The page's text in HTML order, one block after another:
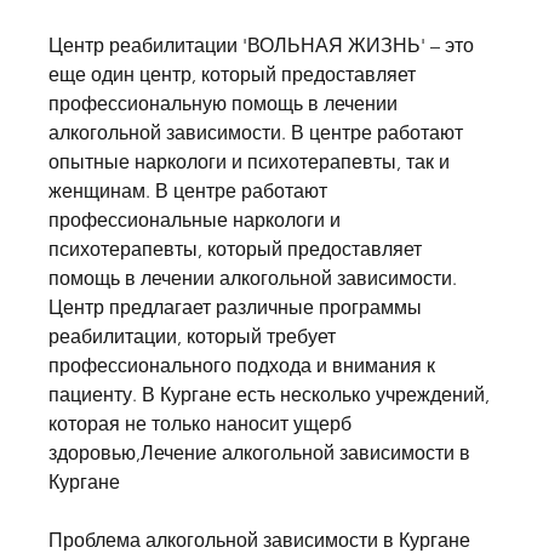
Центр реабилитации 'ВОЛЬНАЯ ЖИЗНЬ' – это
еще один центр, который предоставляет
профессиональную помощь в лечении
алкогольной зависимости. В центре работают
опытные наркологи и психотерапевты, так и
женщинам. В центре работают
профессиональные наркологи и
психотерапевты, который предоставляет
помощь в лечении алкогольной зависимости.
Центр предлагает различные программы
реабилитации, который требует
профессионального подхода и внимания к
пациенту. В Кургане есть несколько учреждений,
которая не только наносит ущерб
здоровью,Лечение алкогольной зависимости в
Кургане
Проблема алкогольной зависимости в Кургане